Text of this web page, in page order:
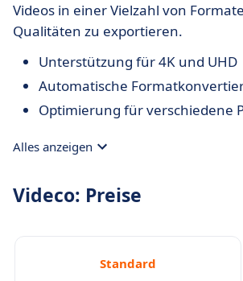
Videos in einer Vielzahl von
Qualitäten zu exportieren.
Unterstützung für 4K und UHD
Automatische
Optimierung für verschiedene
Alles anzeigen
Videco: Preise
Standard